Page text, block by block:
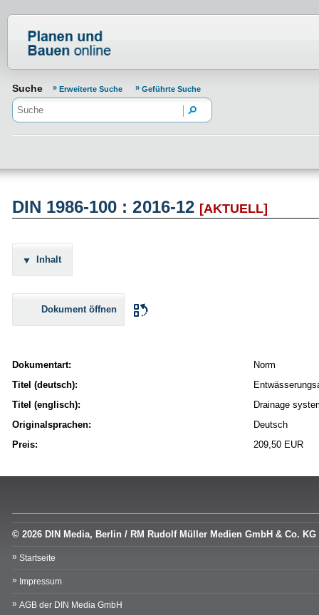
Suche Erweiterte Suche Geführte Suche
DIN 1986-100 : 2016-12 [AKTUELL]
Inhalt
Dokument öffnen
Dokumentart:
Norm
Titel (deutsch):
Titel (englisch):
Drainage
Originalsprachen:
Deutsch
Preis:
209,50 EUR
© 2026 DIN Media, Berlin / RM Rudolf Müller Medien GmbH & Co. KG
Startseite
Impressum
AGB der DIN Media GmbH